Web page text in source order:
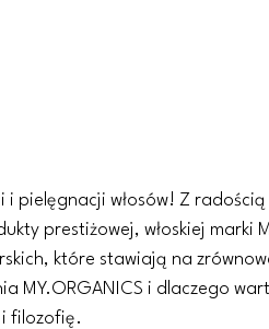
i pielęgnacji włosów! Z radością
prestiżowej, włoskiej marki
które stawiają na
MY.ORGANICS i dlaczego
i filozofię.